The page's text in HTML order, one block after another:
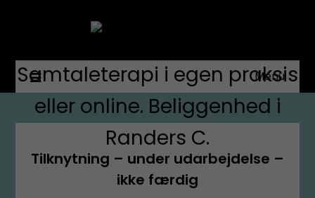
Menu
Samtaleterapi i egen praksis
eller online. Beliggenhed i
Randers C.
Tilknytning – under udarbejdelse –
ikke færdig